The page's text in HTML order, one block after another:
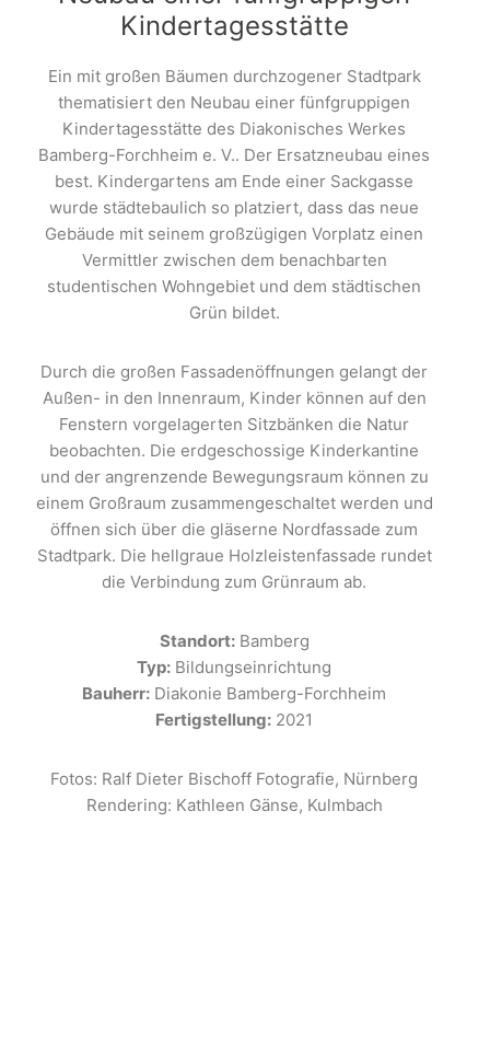
Kindertagesstätte
Ein mit großen Bäumen durchzogener Stadtpark
thematisiert den Neubau einer fünfgruppigen
Kindertagesstätte des Diakonisches Werkes
Bamberg-Forchheim e. V.. Der Ersatzneubau eines
best. Kindergartens am Ende einer Sackgasse
wurde städtebaulich so platziert, dass das neue
Gebäude mit seinem großzügigen Vorplatz einen
Vermittler zwischen dem benachbarten
studentischen Wohngebiet und dem städtischen
Grün bildet.
Durch die großen Fassadenöffnungen gelangt der
Außen- in den Innenraum, Kinder können auf den
Fenstern vorgelagerten Sitzbänken die Natur
beobachten. Die erdgeschossige Kinderkantine
und der angrenzende Bewegungsraum können zu
einem Großraum zusammengeschaltet werden und
öffnen sich über die gläserne Nordfassade zum
Stadtpark. Die hellgraue Holzleistenfassade rundet
die Verbindung zum Grünraum ab.
Standort:Bamberg
Typ: Bildungseinrichtung
Bauherr: Diakonie Bamberg-Forchheim
Fertigstellung: 2021
Fotos: Ralf Dieter Bischoff Fotografie, Nürnberg
Rendering: Kathleen Gänse, Kulmbach